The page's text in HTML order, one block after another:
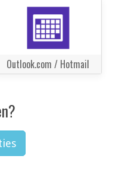
Outlook.com / Hotmail